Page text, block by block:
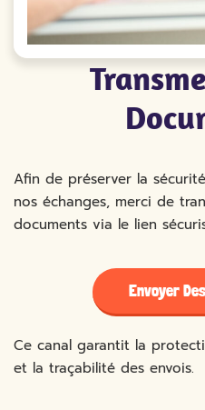
Afin de préserver la
nos échanges, merci de
documents via le lien
Envoyer
Ce canal garantit la
et la traçabilité des envois.